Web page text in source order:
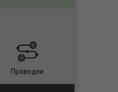
Проводки